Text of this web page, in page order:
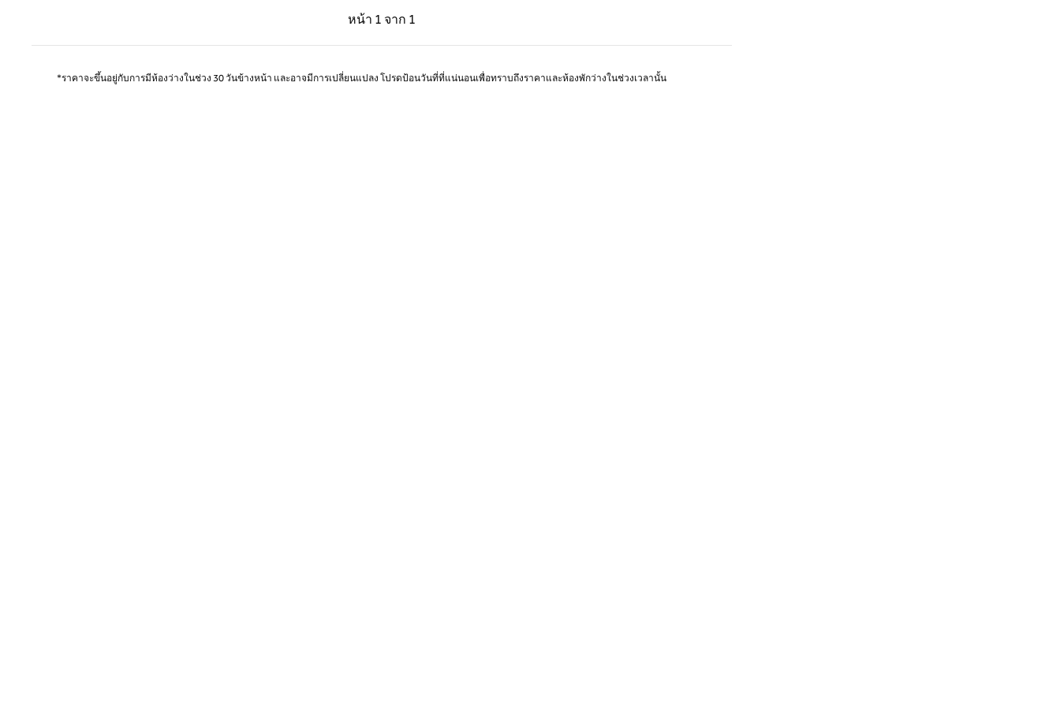
หน้า 1 จาก 1
หน้าก่อน, 1 จาก 1
หน้า 1 จาก 1
*ราคาจะขึ้นอยู่กับการมีห้องว่างในช่วง 30 วันข้างหน้า และอาจมีการเปลี่ยนแปลง โปรดป้อนวันที่ที่แน่นอนเพื่อทราบถึงราคาและห้องพักว่างในช่วงเวลานั้น